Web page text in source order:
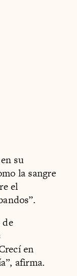
su
la sangre
el
de
en
afirma.